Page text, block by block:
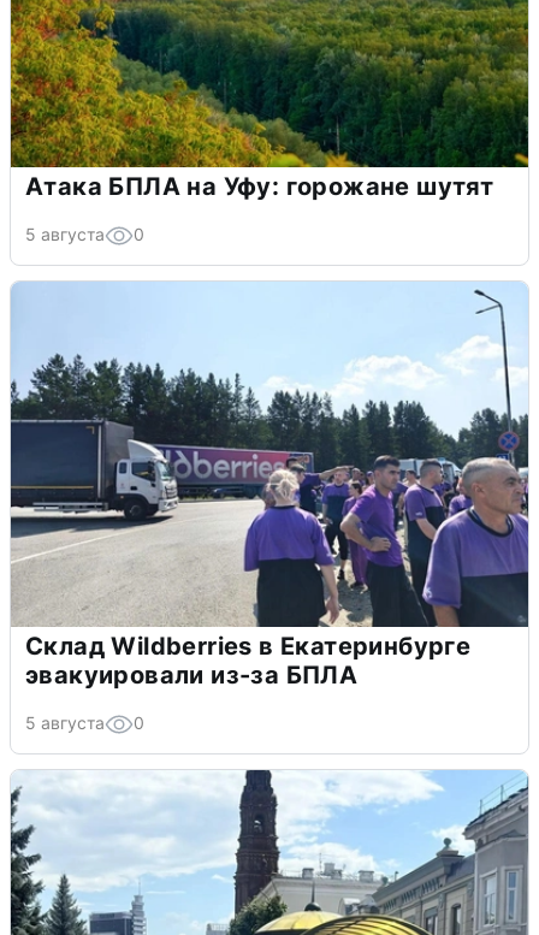
Атака БПЛА на Уфу: горожане шутят
5 августа 0
Склад Wildberries в Екатеринбурге
эвакуировали из-за БПЛА
5 августа 0